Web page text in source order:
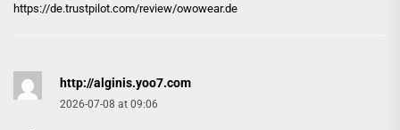
https://de.trustpilot.com/review/owowear.de
http://alginis.yoo7.com
2026-07-08 at 09:06